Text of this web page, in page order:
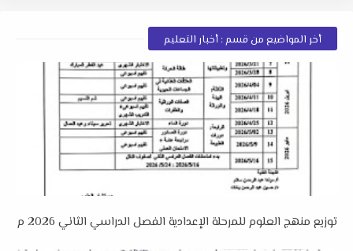
أخر المواضيع من قسم : أخبار التعليم
توزيع منهج العلوم للمرحلة الإعدادية الفصل الدراسي الثاني 2026 م